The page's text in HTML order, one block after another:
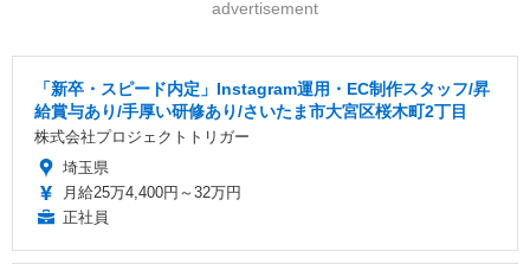
advertisement
「新卒・スピード内定」Instagram運用・EC制作スタッフ/昇
給賞与あり/手厚い研修あり/さいたま市大宮区桜木町2丁目
株式会社プロジェクトトリガー
埼玉県
月給25万4,400円～32万円
正社員